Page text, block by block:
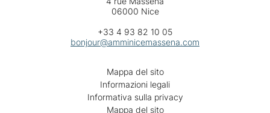
06000 Nice
+33 4 93 82 10 05
bonjour@amminicemassena.com
Mappa del sito
Informazioni legali
Informativa sulla privacy
Mappa del sito